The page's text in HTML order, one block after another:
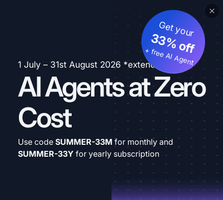
1 July – 31st August 2026 *extended
AI Agents at Zero
Cost
Get your
33% off
+ free AI Agent
Use code SUMMER-33M for monthly and
SUMMER-33Y for yearly subscription